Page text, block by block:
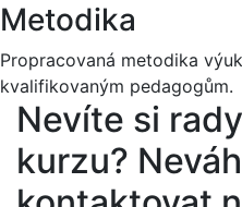
Metodika
Propracovaná metodika
kvalifikovaným pedagogům.
Nevíte si
kurzu?